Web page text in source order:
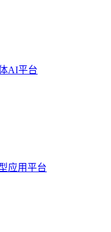
AI平台
应用平台